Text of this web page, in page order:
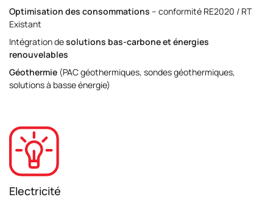
Optimisation des consommations – conformité RE2020 / RT
Existant
Intégration desolutions bas-carbone et énergies
renouvelables
Géothermie (PAC géothermiques, sondes géothermiques,
solutions à basse énergie)
Electricité